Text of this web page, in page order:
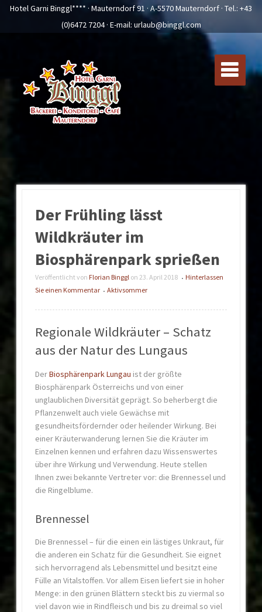
Hotel Garni Binggl**** · Mauterndorf 91 · A-5570 Mauterndorf · Tel.: +43
(0)6472 7204· E-mail: urlaub@binggl.com
Der Frühling lässt
Wildkräuter im
Biosphärenpark sprießen
Veröffentlicht von Florian Binggl on 23. April 2018 • Hinterlassen
Sie einen Kommentar
• Aktivsommer
Regionale Wildkräuter – Schatz
aus der Natur des Lungaus
DerBiosphärenpark Lungau ist der größte
Biosphärenpark Österreichs und von einer
unglaublichen Diversität geprägt. So beherbergt die
Pflanzenwelt auch viele Gewächse mit
gesundheitsfördernder oder heilender Wirkung. Bei
einer Kräuterwanderung lernen Sie die Kräuter im
Einzelnen kennen und erfahren dazu Wissenswertes
über ihre Wirkung und Verwendung. Heute stellen
Ihnen zwei bekannte Vertreter vor: die Brennessel und
die Ringelblume.
Brennessel
Die Brennessel – für die einen ein lästiges Unkraut, für
die anderen ein Schatz für die Gesundheit. Sie eignet
sich hervorragend als Lebensmittel und besitzt eine
Fülle an Vitalstoffen. Vor allem Eisen liefert sie in hoher
Menge: in den grünen Blättern steckt bis zu viermal so
viel davon wie in Rindfleisch und bis zu dreimal so viel